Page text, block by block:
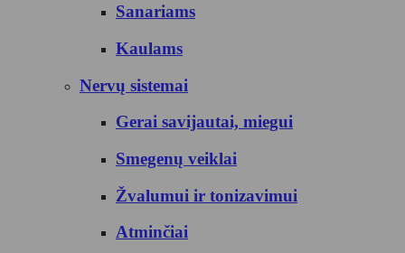
Sanariams
Kaulams
Nervų sistemai
Gerai savijautai, miegui
Smegenų veiklai
Žvalumui ir tonizavimui
Atminčiai